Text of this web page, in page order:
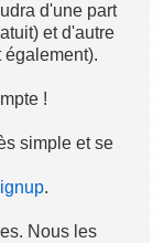
d'une part
et d'autre
également).
!
simple et se
.
Nous les